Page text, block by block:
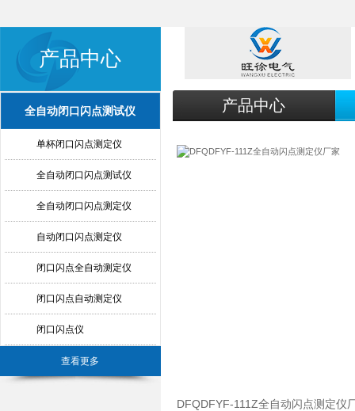
产品中心
全自动闭口闪点测试仪
单杯闭口闪点测定仪
全自动闭口闪点测试仪
全自动闭口闪点测定仪
自动闭口闪点测定仪
闭口闪点全自动测定仪
闭口闪点自动测定仪
闭口闪点仪
查看更多
产品中心
DFQDFYF-111Z全自动闪点测定仪